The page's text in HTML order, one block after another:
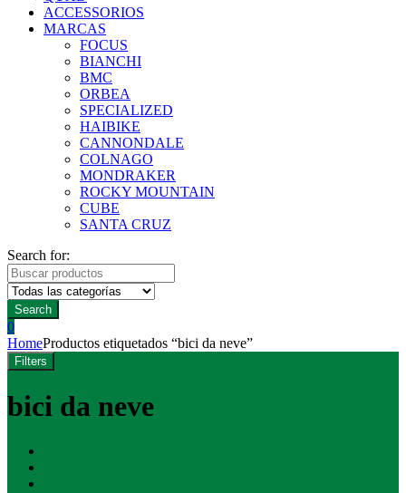
ACCESSORIOS
MARCAS
FOCUS
BIANCHI
BMC
ORBEA
SPECIALIZED
HAIBIKE
CANNONDALE
COLNAGO
MONDRAKER
ROCKY MOUNTAIN
CUBE
SANTA CRUZ
Search for:
Search
0
HomeProductos etiquetados “bici da neve”
Filters
bici da neve